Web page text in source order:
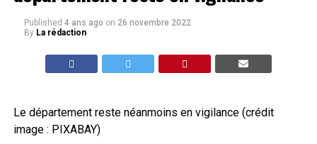
Published 4 ans ago on 26 novembre 2022
By La rédaction
Le département reste néanmoins en vigilance (crédit
image : PIXABAY)